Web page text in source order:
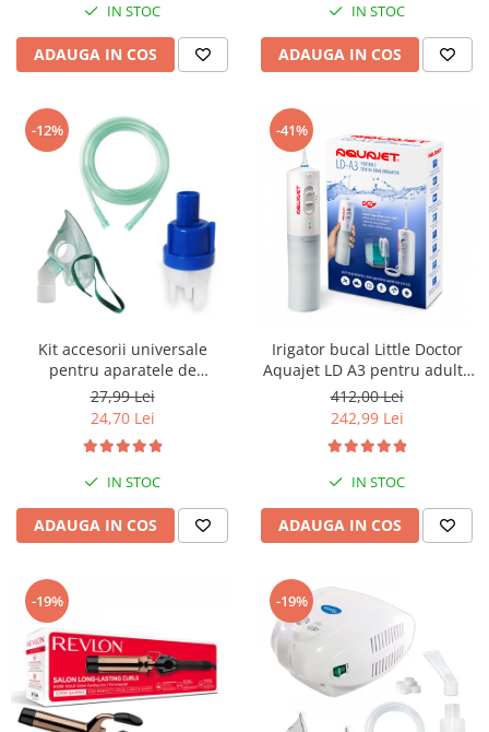
IN STOC
ADAUGA IN COS
IN STOC
ADAUGA IN COS
-12%
Kit accesorii universale
pentru aparatele de
nebulizare cu compresor
RedLine RDA007, masca
medie rotativa, furtun 2m si
kit de nebulizare
27,99 Lei
24,70 Lei
IN STOC
ADAUGA IN COS
-41%
Irigator bucal Little Doctor
Aquajet LD A3 pentru adulti,
profesional, 1500
impulsuri/min, 2 duze, alb
412,00 Lei
242,99 Lei
IN STOC
ADAUGA IN COS
-19% -19%